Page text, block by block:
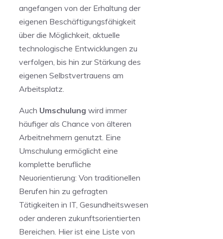
angefangen von der ⁢Erhaltung der
eigenen Beschäftigungsfähigkeit⁣
über die Möglichkeit, aktuelle
technologische Entwicklungen zu
verfolgen, bis hin zur Stärkung des
eigenen Selbstvertrauens am
Arbeitsplatz.
Auch Umschulung wird immer
häufiger als Chance von älteren
Arbeitnehmern genutzt. Eine
Umschulung ermöglicht eine
komplette berufliche
Neuorientierung:‌ Von ‍traditionellen
Berufen hin zu gefragten
Tätigkeiten in IT, Gesundheitswesen
oder anderen ⁢zukunftsorientierten
Bereichen. Hier ist eine Liste ​von